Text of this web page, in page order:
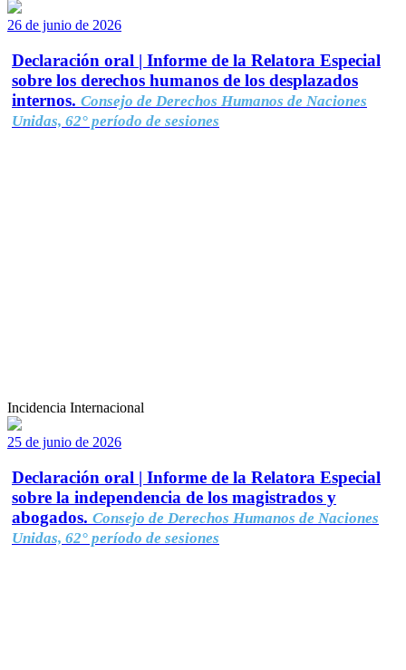
26 de junio de 2026
Declaración oral | Informe de la Relatora Especial
sobre los derechos humanos de los desplazados
internos. Consejo de Derechos Humanos de Naciones
Unidas, 62° período de sesiones
Incidencia Internacional
25 de junio de 2026
Declaración oral | Informe de la Relatora Especial
sobre la independencia de los magistrados y
abogados. Consejo de Derechos Humanos de Naciones
Unidas, 62° período de sesiones